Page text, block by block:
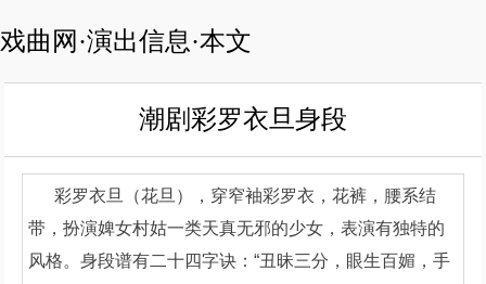
戏曲网·演出信息·本文
潮剧彩罗衣旦身段
彩罗衣旦（花旦），穿窄袖彩罗衣，花裤，腰系结
带，扮演婢女村姑一类天真无邪的少女，表演有独特的
风格。身段谱有二十四字诀：“丑昧三分，眼生百媚，手